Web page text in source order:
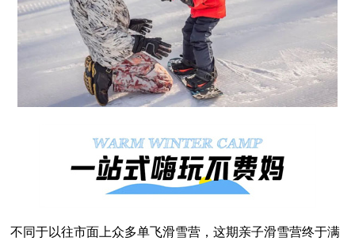
不同于以往市面上众多单飞滑雪营，这期亲子滑雪营终于满